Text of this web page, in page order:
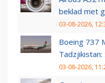
beklad met
03-08-2026,
Boeing 737
03-08-2026,